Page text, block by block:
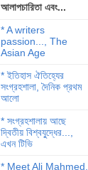
আলাপচারিতা এবং...
* A writers
passion..., The
Asian Age
* ইতিহাস ঐতিহ্যের
সংগ্রহশালা, দৈনিক প্রথম
আলো
* সংগ্রহশালায় আছে
দ্বিতীয় বিশ্বযু্দ্ধের...,
এখন টিভি
* Meet Ali Mahmed,